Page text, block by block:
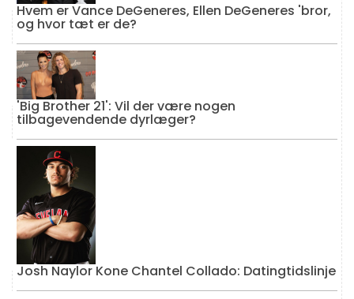
Hvem er Vance DeGeneres, Ellen DeGeneres 'bror,
og hvor tæt er de?
'Big Brother 21': Vil der være nogen
tilbagevendende dyrlæger?
Josh Naylor Kone Chantel Collado: Datingtidslinje